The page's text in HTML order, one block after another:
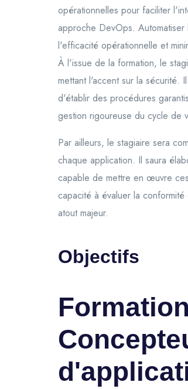
opérationnelles pour faciliter
approche DevOps.
l'efficacité opérationnelle et
À l'issue de la formation, le
mettant l'accent sur la sécurité.
d'établir des procédures
gestion rigoureuse du cycle de
Par ailleurs, le stagiaire sera
chaque application. Il saura
capable de mettre en œuvre
capacité à évaluer la
atout majeur.
Objectifs